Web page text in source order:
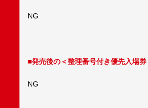
NG
■発売後の＜整理番号付き優先入場
NG